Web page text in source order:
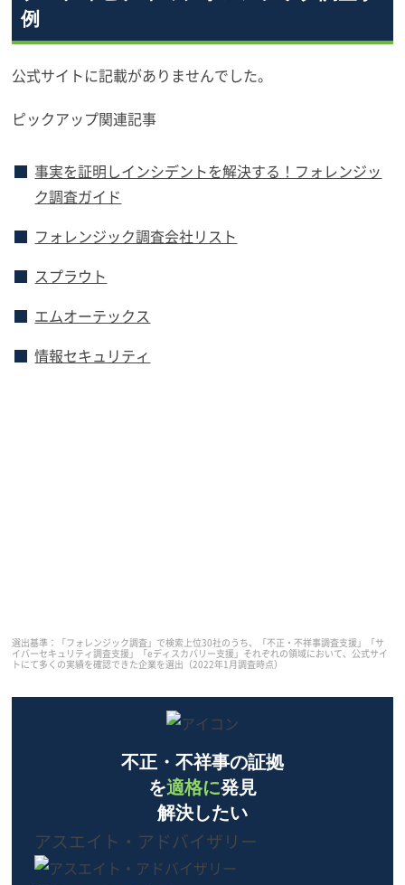
例
公式サイトに記載がありませんでした。
ピックアップ関連記事
事実を証明しインシデントを解決する！フォレンジッ
ク調査ガイド
フォレンジック調査会社リスト
スプラウト
エムオーテックス
情報セキュリティ
選出基準：「フォレンジック調査」で検索上位30社のうち、「不正・不祥事調査支援」「サ
イバーセキュリティ調査支援」「eディスカバリー支援」それぞれの領域において、公式サイ
トにて多くの実績を確認できた企業を選出（2022年1月調査時点）
不正・不祥事の証拠
を適格に発見
解決したい
アスエイト・アドバイザリー